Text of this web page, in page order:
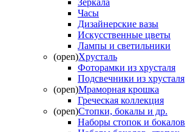
Зеркала
Часы
Дизайнерские вазы
Искусственные цветы
Лампы и светильники
(open)Хрусталь
Фоторамки из хрусталя
Подсвечники из хрусталя
(open)Мраморная крошка
Греческая коллекция
(open)Стопки, бокалы и др.
Наборы стопок и бокалов